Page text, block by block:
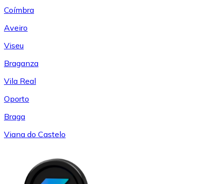
Coímbra
Aveiro
Viseu
Braganza
Vila Real
Oporto
Braga
Viana do Castelo